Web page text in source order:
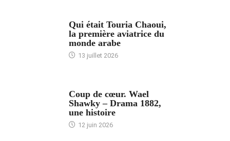
Qui était Touria Chaoui,
la première aviatrice du
monde arabe
13 juillet 2026
Coup de cœur. Wael
Shawky – Drama 1882,
une histoire
12 juin 2026